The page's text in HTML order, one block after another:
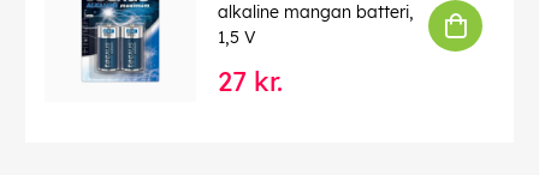
alkaline mangan batteri,
1,5 V
27 kr.